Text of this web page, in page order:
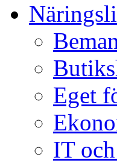
Eget
IT